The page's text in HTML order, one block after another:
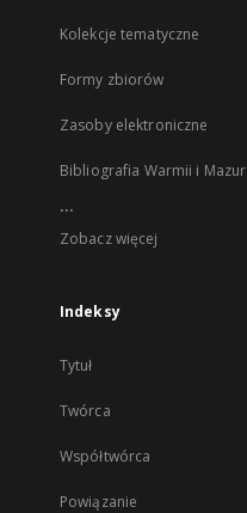
Kolekcje tematyczne
Formy zbiorów
Zasoby elektroniczne
Bibliografia Warmii i Mazur
...
Zobacz więcej
Indeksy
Tytuł
Twórca
Współtwórca
Powiązanie